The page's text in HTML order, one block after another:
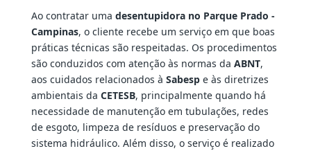
Ao contratar uma desentupidora no Parque Prado -
Campinas, o cliente recebe um serviço em que boas
práticas técnicas são respeitadas. Os procedimentos
são conduzidos com atenção às normas da ABNT,
aos cuidados relacionados à Sabespe às diretrizes
ambientais da CETESB, principalmente quando há
necessidade de manutenção em tubulações, redes
de esgoto, limpeza de resíduos e preservação do
sistema hidráulico. Além disso, o serviço é realizado